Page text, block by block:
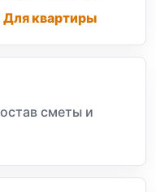
Для квартиры
сметы и